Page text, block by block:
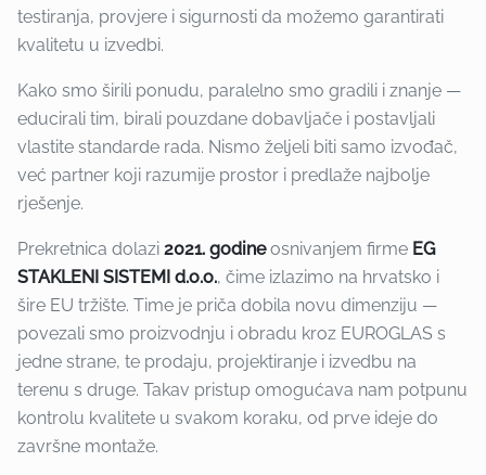
testiranja, provjere i sigurnosti da možemo garantirati
kvalitetu u izvedbi.
Kako smo širili ponudu, paralelno smo gradili i znanje —
educirali tim, birali pouzdane dobavljače i postavljali
vlastite standarde rada. Nismo željeli biti samo izvođač,
već partner koji razumije prostor i predlaže najbolje
rješenje.
Prekretnica dolazi 2021. godineosnivanjem firme EG
STAKLENI SISTEMI d.o.o., čime izlazimo na hrvatsko i
šire EU tržište. Time je priča dobila novu dimenziju —
povezali smo proizvodnju i obradu kroz EUROGLAS s
jedne strane, te prodaju, projektiranje i izvedbu na
terenu s druge. Takav pristup omogućava nam potpunu
kontrolu kvalitete u svakom koraku, od prve ideje do
završne montaže.